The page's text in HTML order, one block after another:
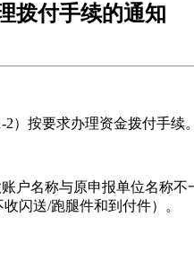
拨付手续的通知
）按要求办理资金拨付手续。
户名称与原申报单位名称
闪送/跑腿件和到付件）。